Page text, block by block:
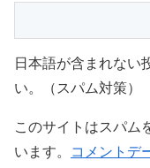
日本語が含まれない
い。（スパム対策）
このサイトはスパム
います。
コメントデ